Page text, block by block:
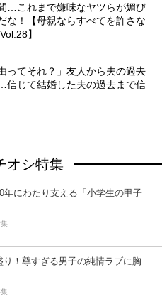
…これまで嫌味なヤツらが媚び
な！【母親ならすべてを許さな
】
ってそれ？」友人から夫の過去
信じて結婚した夫の過去まで信
オシ特集
年にわたり支える「小学生の甲子
り！尊すぎる男子の純情ラブに胸